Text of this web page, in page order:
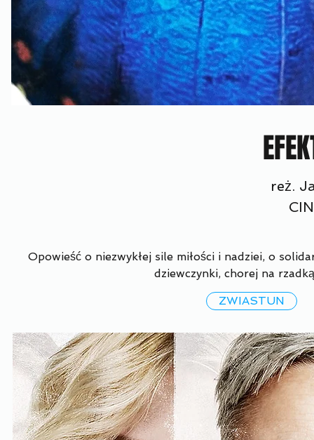
reż.
Opowieść o niezwykłej sile miłości i nadziei, o
dziewczynki, chorej na
ZWIASTUN